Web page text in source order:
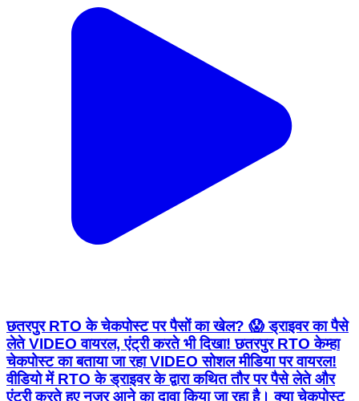
छतरपुर RTO के चेकपोस्ट पर पैसों का खेल? 😱 ड्राइवर का पैसे
लेते VIDEO वायरल, एंट्री करते भी दिखा! छतरपुर RTO केम्हा
चेकपोस्ट का बताया जा रहा VIDEO सोशल मीडिया पर वायरल!
वीडियो में RTO के ड्राइवर के द्वारा कथित तौर पर पैसे लेते और
एंट्री करते हुए नजर आने का दावा किया जा रहा है। क्या चेकपोस्ट